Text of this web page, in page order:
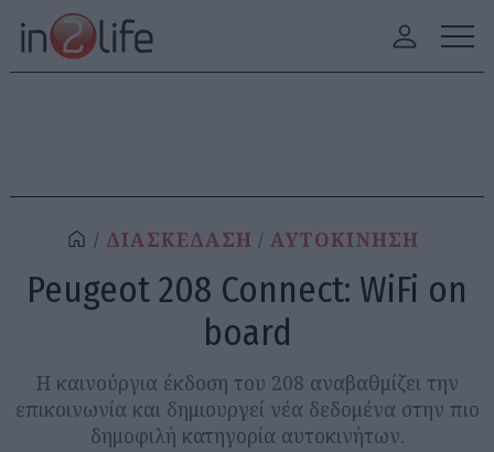
ΔΙΑΣΚΕΔΑΣΗ ΑΥΤΟΚΙΝΗΣΗ
Peugeot 208 Connect: WiFi on
board
Η καινούργια έκδοση του 208 αναβαθμίζει την
επικοινωνία και δημιουργεί νέα δεδομένα στην πιο
δημοφιλή κατηγορία αυτοκινήτων.